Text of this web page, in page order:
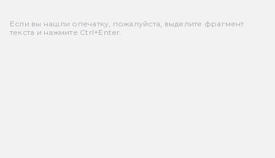
Если вы нашли опечатку, пожалуйста, выделите фрагмент
текста и нажмите Ctrl+Enter.